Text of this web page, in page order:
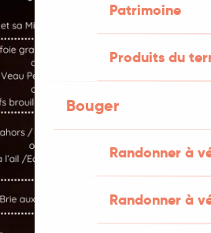
Patrimoine
Produits du
Bouger
Randonner à
Randonner à